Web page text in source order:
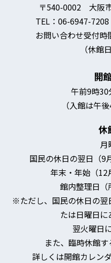
〒540-0002 大阪
TEL：06-6947-
お問い合わせ受付
（休館
開
午前9時
（入館は午
休
月
国民の休日の翌日（9
年末・年始（12
館内整理日（
※ただし、国民の休日の翌
たは日曜日に
翌火曜日
また、臨時休館す
詳しくは開館カレン